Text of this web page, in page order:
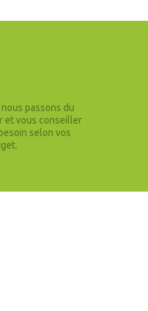
passons du
et vous conseiller
selon vos